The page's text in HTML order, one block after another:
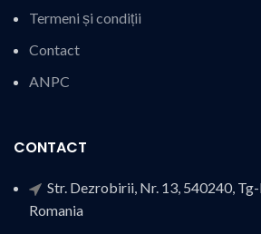
Termeni și condiții
Contact
ANPC
CONTACT
Str. Dezrobirii, Nr. 13, 540240,
Romania